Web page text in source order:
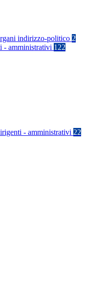
indirizzo-politico 2
- amministrativi 122
- amministrativi 22